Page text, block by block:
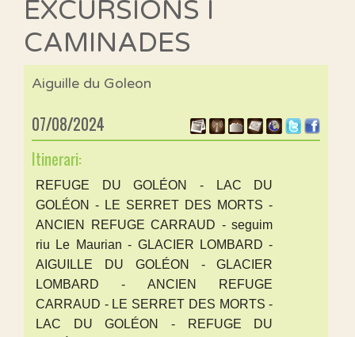
EXCURSIONS I
CAMINADES
Aiguille du Goleon
07/08/2024
Itinerari:
REFUGE DU GOLÉON - LAC DU
GOLÉON - LE SERRET DES MORTS -
ANCIEN REFUGE CARRAUD - seguim
riu Le Maurian - GLACIER LOMBARD -
AIGUILLE DU GOLÉON - GLACIER
LOMBARD - ANCIEN REFUGE
CARRAUD - LE SERRET DES MORTS -
LAC DU GOLÉON - REFUGE DU